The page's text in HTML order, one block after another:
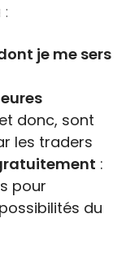
je me sers
et donc, sont
les traders
:
pour
du